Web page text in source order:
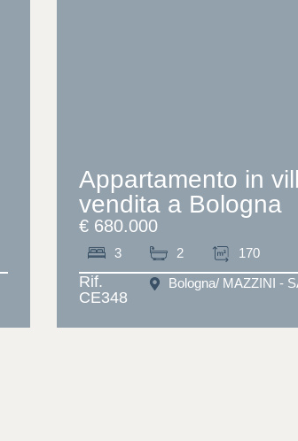
Appartamento in
vendita a Bologna
€ 680.000
3 2 170
Rif.
CE348
Bologna/ MAZZINI -